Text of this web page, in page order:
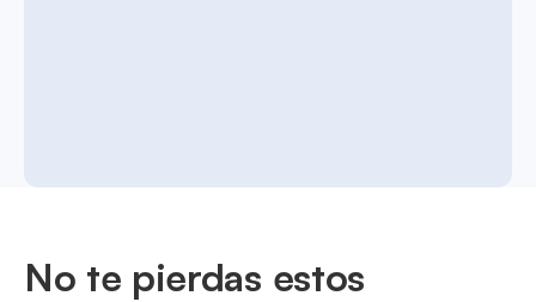
No te pierdas estos